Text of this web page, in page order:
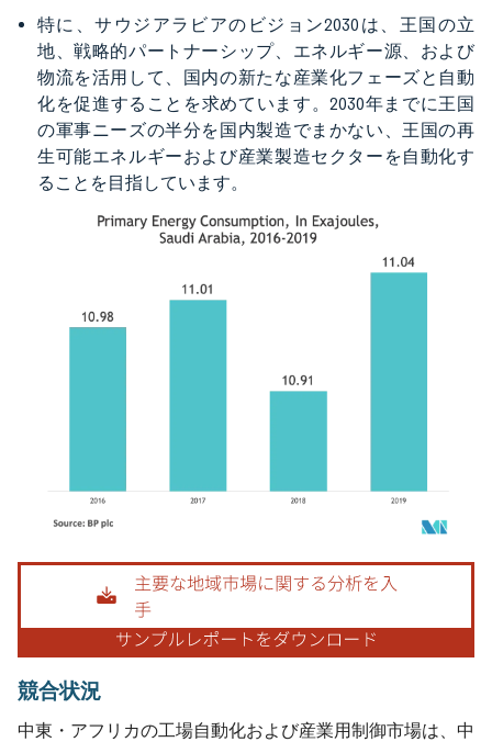
特に、サウジアラビアのビジョン2030は、王国の立
地、戦略的パートナーシップ、エネルギー源、および
物流を活用して、国内の新たな産業化フェーズと自動
化を促進することを求めています。2030年までに王国
の軍事ニーズの半分を国内製造でまかない、王国の再
生可能エネルギーおよび産業製造セクターを自動化す
ることを目指しています。
画像 © Mordor Intelligence。再利用にはCC BY 4.0の表示が必要です。
競合状況
中東・アフリカの工場自動化および産業用制御市場は、中